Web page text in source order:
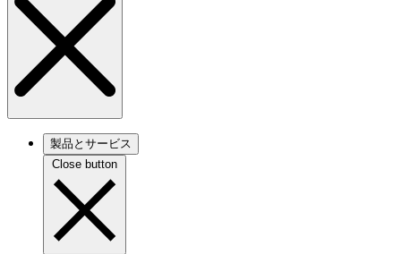
製品とサービス
Close button